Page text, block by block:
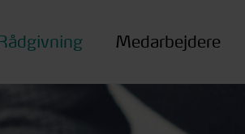
Medarbejdere